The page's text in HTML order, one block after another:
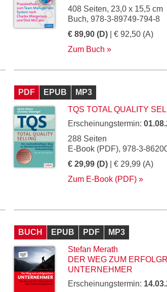
408 Seiten, 23,0 x 15,5 cm
Buch, 978-3-89749-794-8
€ 89,90 (D) | € 92,50 (A)
Zum Buch
PDF EPUB
MP3
TQS TOTAL QUALITY
Erscheinungstermin:
288 Seiten
E-Book (PDF), 978-3-
€ 29,99 (D) | € 29,99 (A)
Zum E-Book (PDF)
BUCH EPUB PDF
MP3
Stefan Merath
DER WEG ZUM
UNTERNEHMER
Erscheinungstermin: